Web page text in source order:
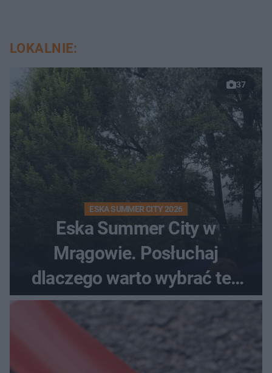
LOKALNIE:
37
ESKA SUMMER CITY 2026
Eska Summer City w
Mrągowie. Posłuchaj
dlaczego warto wybrać ten
kierunek na urlop!